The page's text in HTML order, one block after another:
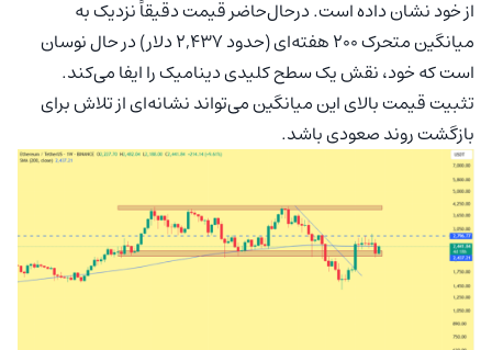
از خود نشان داده است. درحال‌حاضر قیمت دقیقاً نزدیک به
میانگین متحرک ۲۰۰ هفته‌ای (حدود ۲,۴۳۷ دلار) در حال نوسان
است که خود، نقش یک سطح کلیدی دینامیک را ایفا می‌کند.
تثبیت قیمت بالای این میانگین می‌تواند نشانه‌ای از تلاش برای
بازگشت روند صعودی باشد.